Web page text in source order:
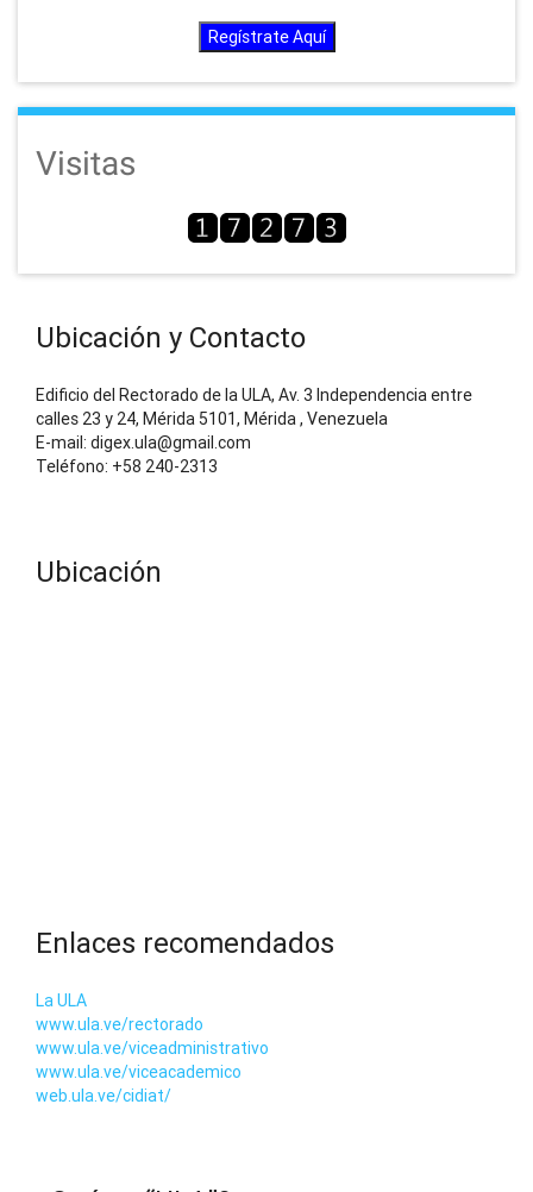
Regístrate Aquí
Visitas
Ubicación y Contacto
Edificio del Rectorado de la ULA, Av. 3 Independencia entre
calles 23 y 24, Mérida 5101, Mérida , Venezuela
E-mail: digex.ula@gmail.com
Teléfono: +58 240-2313
Ubicación
Enlaces recomendados
La ULA
www.ula.ve/rectorado
www.ula.ve/viceadministrativo
www.ula.ve/viceacademico
web.ula.ve/cidiat/